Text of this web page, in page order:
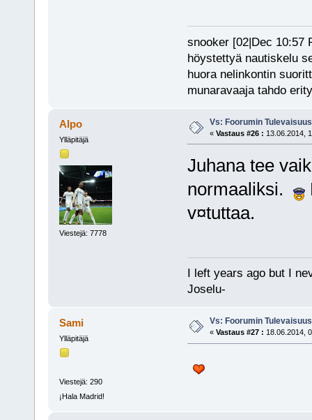
snooker [02|Dec 10:57
höystettyä nautiskelu
huora nelinkontin
munaravaaja tahdo
Alpo
Ylläpitäjä
Viestejä: 7778
Vs: Foorumin
« Vastaus #26 : 13.06.2014,
Juhana tee
normaaliksi.
v¤tuttaa.
I left years ago but I
Joselu-
Sami
Ylläpitäjä
Viestejä: 290
¡Hala Madrid!
Vs: Foorumin
« Vastaus #27 : 18.06.2014,